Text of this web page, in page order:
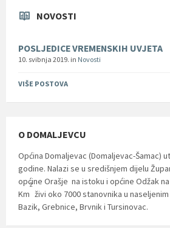
NOVOSTI
POSLJEDICE VREMENSKIH UVJETA
10. svibnja 2019. in Novosti
VIŠE POSTOVA
O DOMALJEVCU
Općina Domaljevac (Domaljevac-Šamac)
godine. Nalazi se u središnjem dijelu
općine Orašje na istoku i općine Odžak na
Km
2
živi oko 7000 stanovnika u
Bazik, Grebnice, Brvnik i Tursinovac.